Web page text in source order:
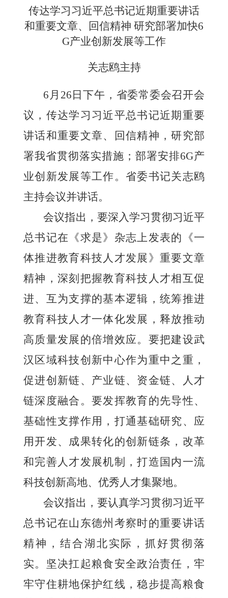
传达学习习近平总书记近期重要讲话
和重要文章、回信精神 研究部署加快6
G产业创新发展等工作
关志鸥主持
6月26日下午，省委常委会召开会
议，传达学习习近平总书记近期重要
讲话和重要文章、回信精神，研究部
署我省贯彻落实措施；部署安排6G产
业创新发展等工作。省委书记关志鸥
主持会议并讲话。
会议指出，要深入学习贯彻习近平
总书记在《求是》杂志上发表的《一
体推进教育科技人才发展》重要文章
精神，深刻把握教育科技人才相互促
进、互为支撑的基本逻辑，统筹推进
教育科技人才一体化发展，释放推动
高质量发展的倍增效应。要把建设武
汉区域科技创新中心作为重中之重，
促进创新链、产业链、资金链、人才
链深度融合。要发挥教育的先导性、
基础性支撑作用，打通基础研究、应
用开发、成果转化的创新链条，改革
和完善人才发展机制，打造国内一流
科技创新高地、优秀人才集聚地。
会议指出，要认真学习贯彻习近平
总书记在山东德州考察时的重要讲话
精神，结合湖北实际，抓好贯彻落
实。坚决扛起粮食安全政治责任，牢
牢守住耕地保护红线，稳步提高粮食